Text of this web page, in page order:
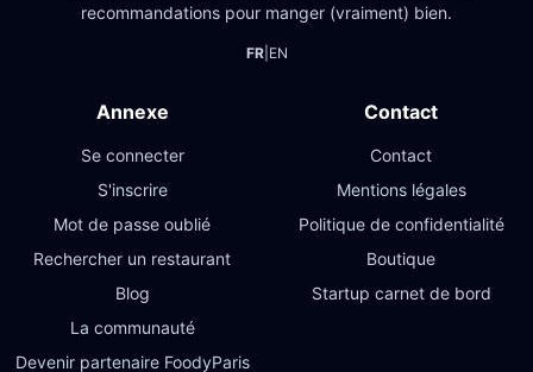
recommandations pour manger (vraiment) bien.
FR| EN
Annexe
Se connecter
S'inscrire
Mot de passe oublié
Rechercher un restaurant
Blog
La communauté
Devenir partenaire FoodyParis
Contact
Contact
Mentions légales
Politique de confidentialité
Boutique
Startup carnet de bord